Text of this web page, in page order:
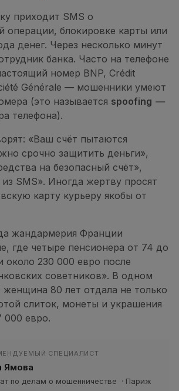
приходит SMS о
операции, блокировке карты или
денег. Через несколько минут
банка. Часто на телефоне
номер BNP, Crédit
Générale — мошенники умеют
(это называется spoofing —
телефона).
«Ваш счёт пытаются
срочно защитить деньги»,
на безопасный счёт»,
SMS». Иногда жертву просят
карту курьеру якобы от
жандармерия Франции
где четыре пенсионера от 74 до
около 230 000 евро после
советников». В одном
женщина 80 лет отдала не только
слиток, монеты и украшения
евро.
СПЕЦИАЛИСТ
Ямова
по делам о мошенничестве · Париж